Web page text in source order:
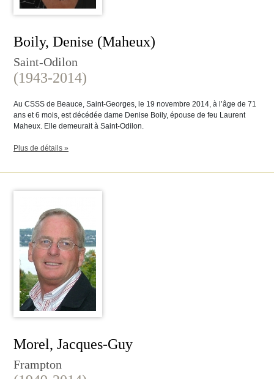
Boily, Denise (Maheux)
Saint-Odilon
(1943-2014)
Au CSSS de Beauce, Saint-Georges, le 19 novembre 2014, à l’âge de 71
ans et 6 mois, est décédée dame Denise Boily, épouse de feu Laurent
Maheux. Elle demeurait à Saint-Odilon.
Plus de détails »
Morel, Jacques-Guy
Frampton